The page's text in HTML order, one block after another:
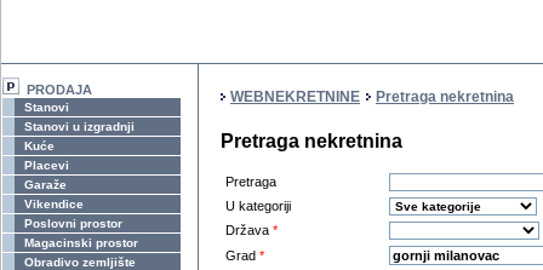
PRODAJA
Stanovi
Stanovi u izgradnji
Kuće
Placevi
Garaže
Vikendice
Poslovni prostor
Magacinski prostor
Obradivo zemljište
WEBNEKRETNINE Pretraga nekretnina
Pretraga nekretnina
Pretraga
U kategoriji
Država *
Grad *